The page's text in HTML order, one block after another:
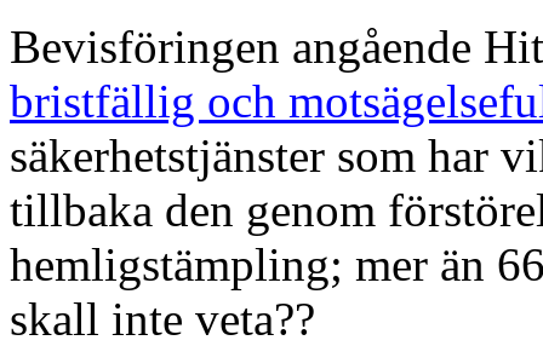
Bevisföringen angående
bristfällig och
säkerhetstjänster som har
tillbaka den genom
hemligstämpling; mer än
skall inte veta??